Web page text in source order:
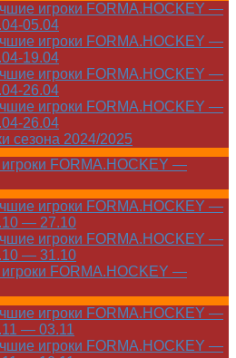
игроки FORMA.HOCKEY —
05.04
игроки FORMA.HOCKEY —
19.04
игроки FORMA.HOCKEY —
26.04
игроки FORMA.HOCKEY —
26.04
сезона 2024/2025
FORMA.HOCKEY —
игроки FORMA.HOCKEY —
— 27.10
игроки FORMA.HOCKEY —
— 31.10
FORMA.HOCKEY —
игроки FORMA.HOCKEY —
— 03.11
игроки FORMA.HOCKEY —